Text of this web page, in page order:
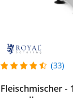
(33)
Fleischmischer -